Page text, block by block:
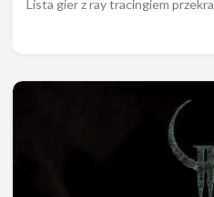
Lista gier z ray tracingiem